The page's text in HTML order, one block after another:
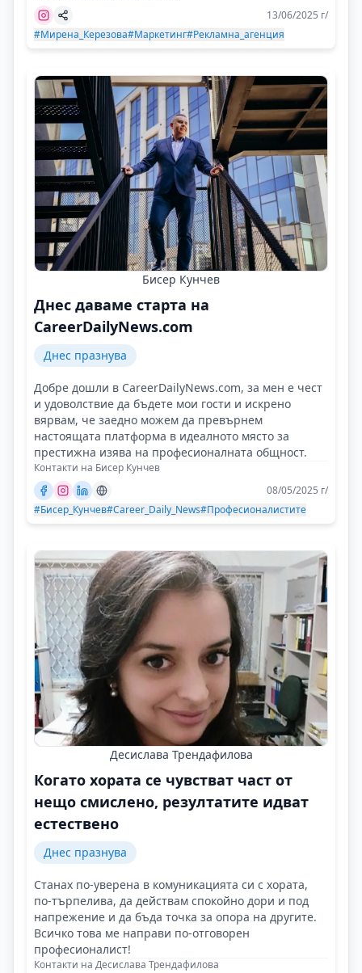
13/06/2025 г/
#Мирена_Керезова#Маркетинг#Рекламна_агенция
Бисер Кунчев
Днес даваме старта на
CareerDailyNews.com
Днес празнува
Добре дошли в CareerDailyNews.com, за мен е чест
и удоволствие да бъдете мои гости и искрено
вярвам, че заедно можем да превърнем
настоящата платформа в идеалното място за
престижна изява на професионалната общност.
Контакти на Бисер Кунчев
08/05/2025 г/
#Бисер_Кунчев#Career_Daily_News#Професионалистите
Десислава Трендафилова
Когато хората се чувстват част от
нещо смислено, резултатите идват
естествено
Днес празнува
Станах по-уверена в комуникацията си с хората,
по-търпелива, да действам спокойно дори и под
напрежение и да бъда точка за опора на другите.
Всичко това ме направи по-отговорен
професионалист!
Контакти на Десислава Трендафилова